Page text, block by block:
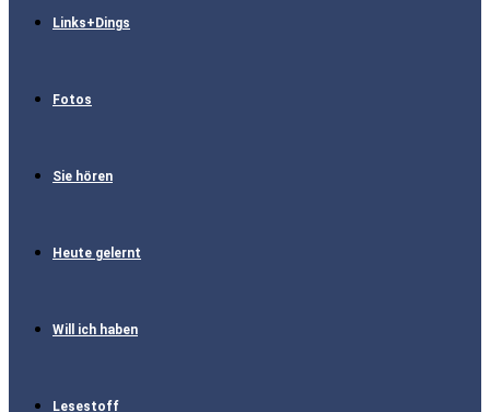
Links+Dings
Fotos
Sie hören
Heute gelernt
Will ich haben
Lesestoff